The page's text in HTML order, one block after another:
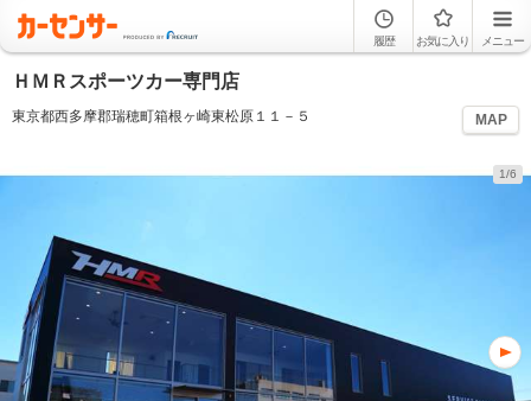
履歴 お気に入り メニュー
ＨＭＲスポーツカー専門店
東京都西多摩郡瑞穂町箱根ヶ崎東松原１１－５ MAP
1/6